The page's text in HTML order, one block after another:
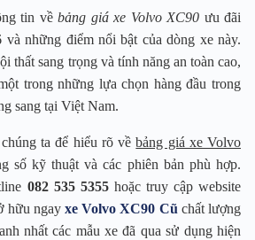
tin vềbảng giá xe Volvo XC90 ưu đãi
và những điểm nổi bật của dòng xe này.
thất sang trọng và tính năng an toàn cao,
trong những lựa chọn hàng đầu trong
sang tại Việt Nam.
ta để hiểu rõ vềbảng giá xe Volvo
số kỹ thuật và các phiên bản phù hợp.
082 535 5355hoặc truy cập website
hữu ngay xe Volvo XC90 Cũ chất lượng
nhất các mẫu xe đã qua sử dụng hiện